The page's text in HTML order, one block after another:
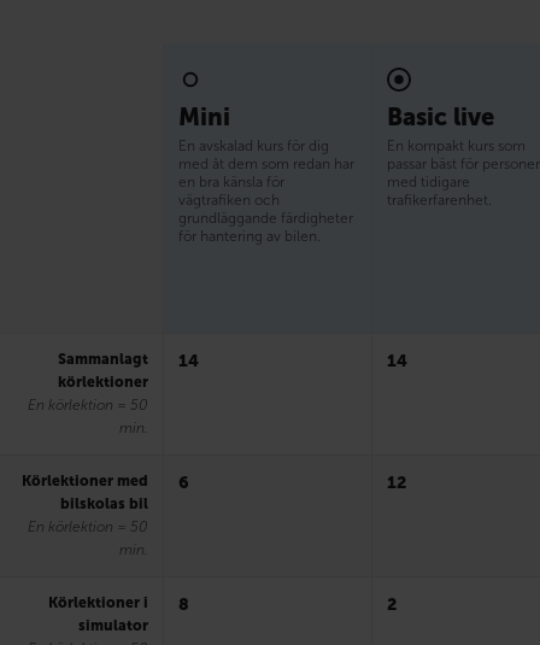
Mini
En avskalad kurs för dig
med åt dem som redan har
en bra känsla för
vägtrafiken och
grundläggande färdigheter
för hantering av bilen.
Basic live
En kompakt kurs som
passar bäst för personer
med tidigare
trafikerfarenhet.
Sammanlagt
körlektioner
En körlektion = 50
min.
14 14
Körlektioner med
bilskolas bil
En körlektion = 50
min.
6 12
Körlektioner i
simulator
8 2